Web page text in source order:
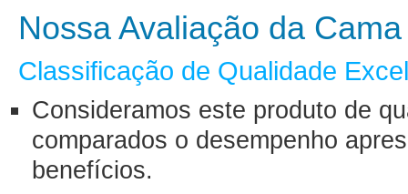
Nossa Avaliação da
Classificação de Qualidade
Consideramos este produto de
comparados o desempenho
benefícios.